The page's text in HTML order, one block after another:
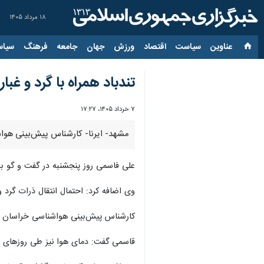
۱۸ مرداد ۱۴۰۵
عناوین‌ سیاست اقتصاد ورزش جهان جامعه فرهنگ
تندباد همراه با گرد و
۷ خرداد ۱۴۰۵، ۱۷:۲۷